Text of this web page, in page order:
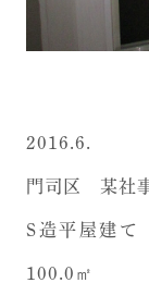
2016.6.
門司区 某社
S造平屋建
100.0㎡